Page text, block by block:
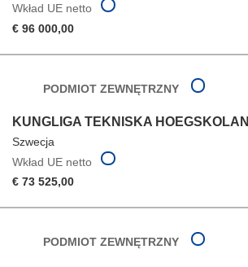
Wkład UE netto
€ 96 000,00
PODMIOT ZEWNĘTRZNY
KUNGLIGA TEKNISKA HOEGSKOLAN
Szwecja
Wkład UE netto
€ 73 525,00
PODMIOT ZEWNĘTRZNY